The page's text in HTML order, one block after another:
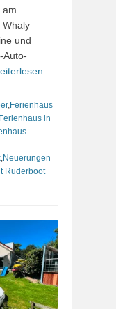
am
Whaly
und
Auto-
,Ferienhaus
Ferienhaus in
,Neuerungen
Ruderboot